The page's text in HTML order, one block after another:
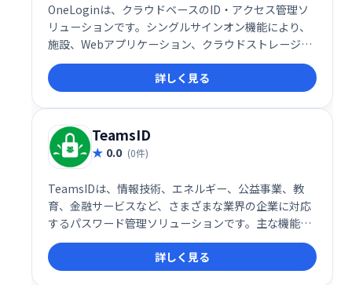
OneLoginは、クラウドベースのID・アクセス管理ソ
リューションです。シングルサインオン機能により、
施設、Webアプリケーション、クラウドストレージな
どへのアクセスを安全に一元管理できます。適応型多
要素認証やモバイルIDトラッキングなども提供し、高
度なセキュリティと利便性を両立。ユーザーのアクセ
ス制御を効率化し、セキュリティリスクを軽減しま
す。
詳しく見る
TeamsID
0.0 (0件)
TeamsIDは、情報技術、エネルギー、公益事業、教
育、金融サービスなど、さまざまな業界の企業に対応
するパスワード管理ソリューションです。主な機能に
は、アクセス要求管理、アカウント管理、コンプライ
アンス管理、ユーザープロビジョニング、ユーザーア
クティビティの監視、シングルサインオン機能などが
詳しく見る